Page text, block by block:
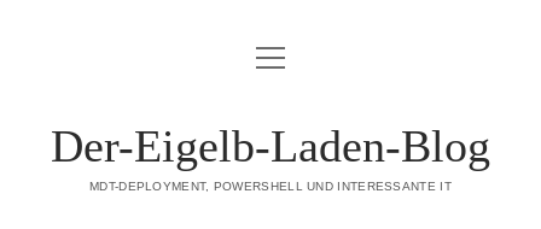
DATENSCHUTZERKLÄRUNG
Menü
öffnen
Der-Eigelb-Laden-Blog
MDT-DEPLOYMENT, POWERSHELL UND INTERESSANTE IT